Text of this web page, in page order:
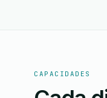
CAPACIDADES